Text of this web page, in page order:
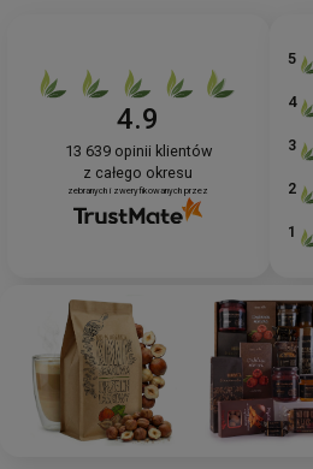
4.9
13 639opinii klientów
z całego okresu
zebranych i zweryfikowanych przez
5
4
3
2
1